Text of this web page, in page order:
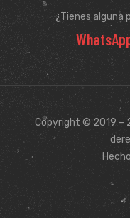
¿Tienes
Copyright © 2019 –